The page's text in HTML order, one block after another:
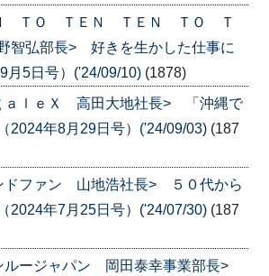
ＴＯ ＴＥＮ ＴＥＮ ＴＯ Ｔ
智弘部長> 好きを生かした仕事に
月5日号）('24/09/10) (1878)
ａｌｅＸ 高田大地社長> 「沖縄で
2024年8月29日号）('24/09/03) (187
ドファン 山地浩社長> ５０代から
2024年7月25日号）('24/07/30) (187
ルージャパン 岡田泰幸事業部長>